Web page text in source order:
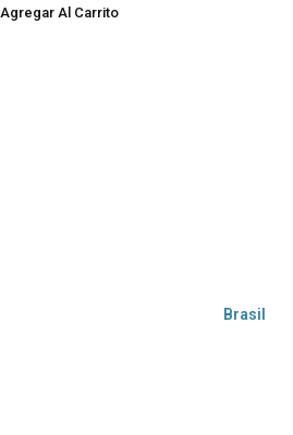
Agregar Al Carrito
Brasil